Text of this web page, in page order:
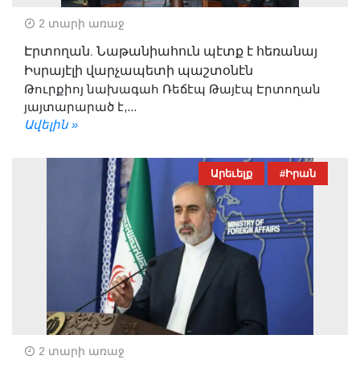
2 տարի առաջ
Էրտողան. Նաթանիահուն պէտք է հեռանայ
Իսրայէլի վարչապետի պաշտօնէն
Թուրքիոյ նախագահ Ռեճէպ Թայէպ Էրտողան
յայտարարած է,...
Ավելին »
Արեւելք #Իրան
2 տարի առաջ